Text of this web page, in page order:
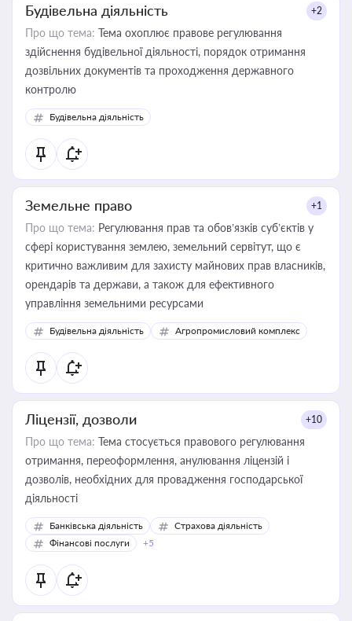
Будівельна діяльність +2
Про що тема: Тема охоплює правове регулювання
здійснення будівельної діяльності, порядок отримання
дозвільних документів та проходження державного
контролю
Будівельна діяльність
Земельне право +1
Про що тема: Регулювання прав та обов’язків суб’єктів у
сфері користування землею, земельний сервітут, що є
критично важливим для захисту майнових прав власників,
орендарів та держави, а також для ефективного
управління земельними ресурсами
Будівельна діяльність Агропромисловий комплекс
Ліцензії, дозволи +10
Про що тема: Тема стосується правового регулювання
отримання, переоформлення, анулювання ліцензій і
дозволів, необхідних для провадження господарської
діяльності
Банківська діяльність
Страхова діяльність
Фінансові послуги
+5